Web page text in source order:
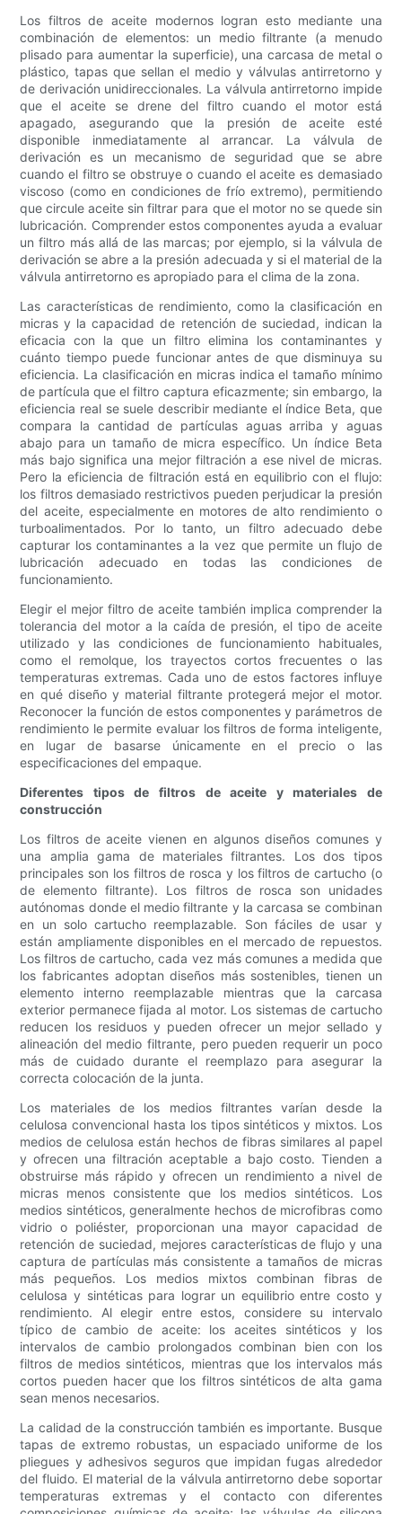
Los filtros de aceite modernos logran esto mediante una
combinación de elementos: un medio filtrante (a menudo
plisado para aumentar la superficie), una carcasa de metal o
plástico, tapas que sellan el medio y válvulas antirretorno y
de derivación unidireccionales. La válvula antirretorno impide
que el aceite se drene del filtro cuando el motor está
apagado, asegurando que la presión de aceite esté
disponible inmediatamente al arrancar. La válvula de
derivación es un mecanismo de seguridad que se abre
cuando el filtro se obstruye o cuando el aceite es demasiado
viscoso (como en condiciones de frío extremo), permitiendo
que circule aceite sin filtrar para que el motor no se quede sin
lubricación. Comprender estos componentes ayuda a evaluar
un filtro más allá de las marcas; por ejemplo, si la válvula de
derivación se abre a la presión adecuada y si el material de la
válvula antirretorno es apropiado para el clima de la zona.
Las características de rendimiento, como la clasificación en
micras y la capacidad de retención de suciedad, indican la
eficacia con la que un filtro elimina los contaminantes y
cuánto tiempo puede funcionar antes de que disminuya su
eficiencia. La clasificación en micras indica el tamaño mínimo
de partícula que el filtro captura eficazmente; sin embargo, la
eficiencia real se suele describir mediante el índice Beta, que
compara la cantidad de partículas aguas arriba y aguas
abajo para un tamaño de micra específico. Un índice Beta
más bajo significa una mejor filtración a ese nivel de micras.
Pero la eficiencia de filtración está en equilibrio con el flujo:
los filtros demasiado restrictivos pueden perjudicar la presión
del aceite, especialmente en motores de alto rendimiento o
turboalimentados. Por lo tanto, un filtro adecuado debe
capturar los contaminantes a la vez que permite un flujo de
lubricación adecuado en todas las condiciones de
funcionamiento.
Elegir el mejor filtro de aceite también implica comprender la
tolerancia del motor a la caída de presión, el tipo de aceite
utilizado y las condiciones de funcionamiento habituales,
como el remolque, los trayectos cortos frecuentes o las
temperaturas extremas. Cada uno de estos factores influye
en qué diseño y material filtrante protegerá mejor el motor.
Reconocer la función de estos componentes y parámetros de
rendimiento le permite evaluar los filtros de forma inteligente,
en lugar de basarse únicamente en el precio o las
especificaciones del empaque.
Diferentes tipos de filtros de aceite y materiales de
construcción
Los filtros de aceite vienen en algunos diseños comunes y
una amplia gama de materiales filtrantes. Los dos tipos
principales son los filtros de rosca y los filtros de cartucho (o
de elemento filtrante). Los filtros de rosca son unidades
autónomas donde el medio filtrante y la carcasa se combinan
en un solo cartucho reemplazable. Son fáciles de usar y
están ampliamente disponibles en el mercado de repuestos.
Los filtros de cartucho, cada vez más comunes a medida que
los fabricantes adoptan diseños más sostenibles, tienen un
elemento interno reemplazable mientras que la carcasa
exterior permanece fijada al motor. Los sistemas de cartucho
reducen los residuos y pueden ofrecer un mejor sellado y
alineación del medio filtrante, pero pueden requerir un poco
más de cuidado durante el reemplazo para asegurar la
correcta colocación de la junta.
Los materiales de los medios filtrantes varían desde la
celulosa convencional hasta los tipos sintéticos y mixtos. Los
medios de celulosa están hechos de fibras similares al papel
y ofrecen una filtración aceptable a bajo costo. Tienden a
obstruirse más rápido y ofrecen un rendimiento a nivel de
micras menos consistente que los medios sintéticos. Los
medios sintéticos, generalmente hechos de microfibras como
vidrio o poliéster, proporcionan una mayor capacidad de
retención de suciedad, mejores características de flujo y una
captura de partículas más consistente a tamaños de micras
más pequeños. Los medios mixtos combinan fibras de
celulosa y sintéticas para lograr un equilibrio entre costo y
rendimiento. Al elegir entre estos, considere su intervalo
típico de cambio de aceite: los aceites sintéticos y los
intervalos de cambio prolongados combinan bien con los
filtros de medios sintéticos, mientras que los intervalos más
cortos pueden hacer que los filtros sintéticos de alta gama
sean menos necesarios.
La calidad de la construcción también es importante. Busque
tapas de extremo robustas, un espaciado uniforme de los
pliegues y adhesivos seguros que impidan fugas alrededor
del fluido. El material de la válvula antirretorno debe soportar
temperaturas extremas y el contacto con diferentes